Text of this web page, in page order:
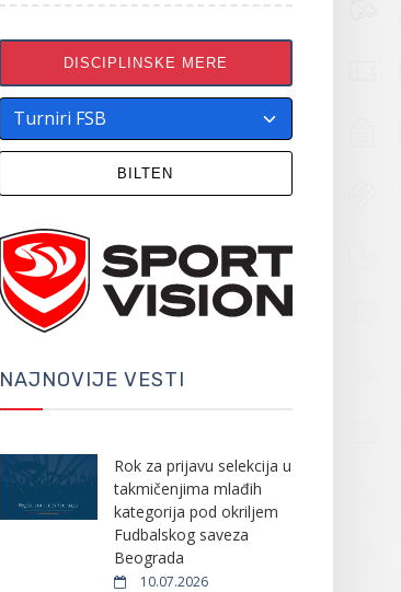
DISCIPLINSKE MERE
BILTEN
NAJNOVIJE VESTI
Rok za prijavu selekcija u
takmičenjima mlađih
kategorija pod okriljem
Fudbalskog saveza
Beograda
10.07.2026